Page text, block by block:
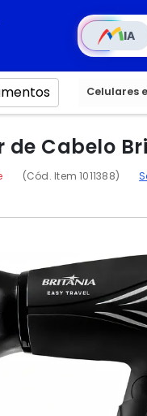
IA
Celulares
de Cabelo
(Cód. Item 1011388)